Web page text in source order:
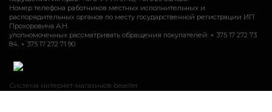
Номер телефона работников местных исполнительных и
распорядительных органов по месту государственной регистрации ИП
Прохоровича А.Н.
уполномоченных рассматривать обращения покупателей: + 375 17 272 73
84, + 375 17 272 71 90
.
Система интернет-магазинов beseller